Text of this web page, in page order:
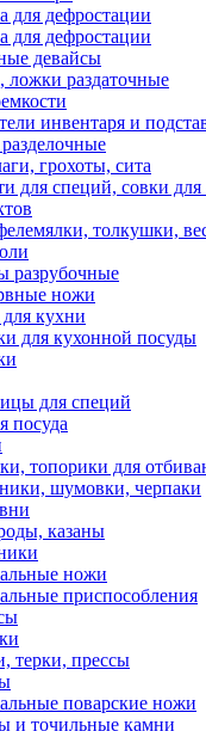
для дефростации
для дефростации
девайсы
ложки раздаточные
инвентаря и
грохоты, сита
для специй, совки
толкушки,
разрубочные
ножи
кухни
для кухонной посуды
для специй
посуда
топорики для
шумовки, черпаки
казаны
ножи
приспособления
терки, прессы
поварские ножи
и точильные камни